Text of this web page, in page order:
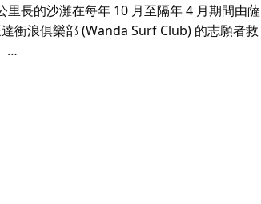
里長的沙灘在每年 10 月至隔年 4 月期間由薩
衝浪俱樂部 (Wanda Surf Club) 的志願者救
…
常適合家庭遊玩。
，狗狗可以在上午和下午的特定時間內自由